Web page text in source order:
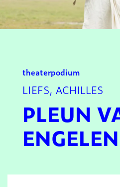
theaterpodium
LIEFS, ACHILLES
PLEUN
ENGELEN